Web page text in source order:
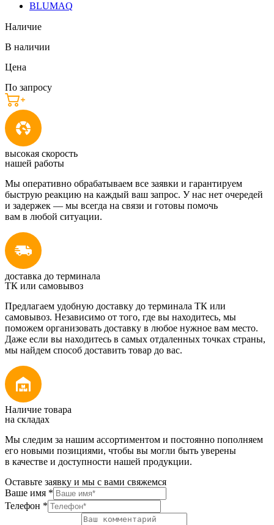
BLUMAQ
Наличие
В наличии
Цена
По запросу
высокая скорость
нашей работы
Мы оперативно обрабатываем все заявки и гарантируем
быструю реакцию на каждый ваш запрос. У нас нет очередей
и задержек — мы всегда на связи и готовы помочь
вам в любой ситуации.
доставка до терминала
ТК или самовывоз
Предлагаем удобную доставку до терминала ТК или
самовывоз. Независимо от того, где вы находитесь, мы
поможем организовать доставку в любое нужное вам место.
Даже если вы находитесь в самых отдаленных точках страны,
мы найдем способ доставить товар до вас.
Наличие товара
на складах
Мы следим за нашим ассортиментом и постоянно пополняем
его новыми позициями, чтобы вы могли быть уверены
в качестве и доступности нашей продукции.
Оставьте заявку и мы с вами свяжемся
Ваше имя *
Телефон *